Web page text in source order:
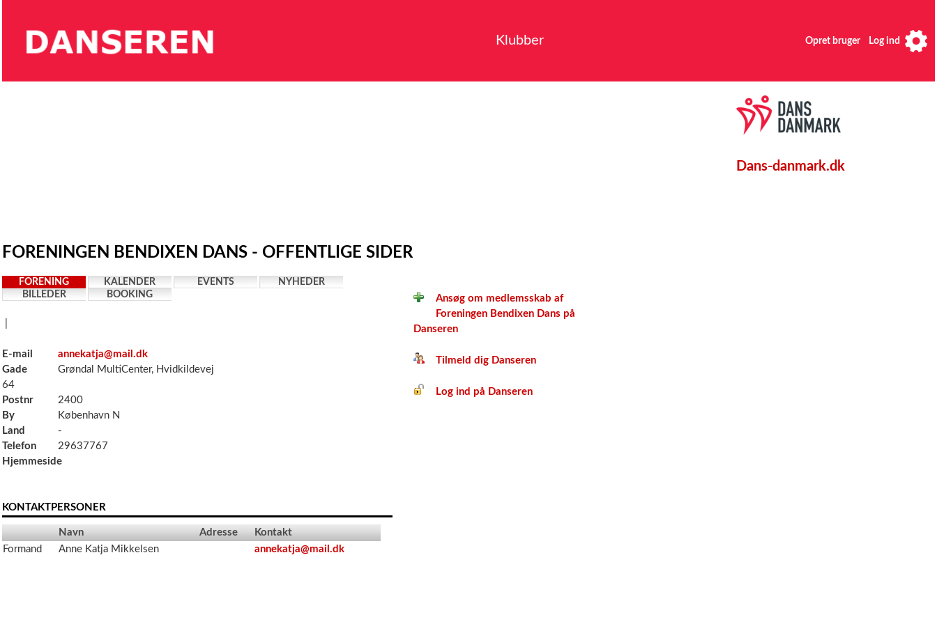
Klubber Opret bruger Log ind
FORENINGEN BENDIXEN DANS - OFFENTLIGE SIDER
FORENING KALENDER EVENTS
NYHEDER
BILLEDER
BOOKING
E-mail
annekatja@mail.dk
Gade
Grøndal MultiCenter, Hvidkildevej
64
Postnr
2400
By
København N
Land
-
Telefon
29637767
Hjemmeside
KONTAKTPERSONER
Navn Adresse
Kontakt
Formand
Anne Katja Mikkelsen annekatja@mail.dk
Ansøg om medlemsskab af
Foreningen Bendixen Dans på
Danseren
Tilmeld dig Danseren
Log ind på Danseren
Dans-danmark.dk